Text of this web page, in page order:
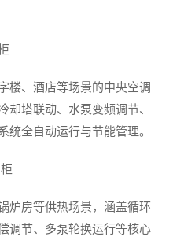
、酒店等场景的中央空调
却塔联动、水泵变频调节、
统全自动运行与节能管理。
房等供热场景，涵盖循环
调节、多泵轮换运行等核心